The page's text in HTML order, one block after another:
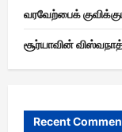
வரவேற்பைக்
சூர்யாவின்
Recent